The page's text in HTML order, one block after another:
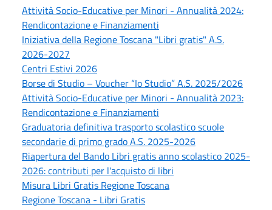
Attività Socio-Educative per Minori - Annualità 2024:
Rendicontazione e Finanziamenti
Iniziativa della Regione Toscana "Libri gratis" A.S.
2026-2027
Centri Estivi 2026
Borse di Studio – Voucher “Io Studio” A.S. 2025/2026
Attività Socio-Educative per Minori - Annualità 2023:
Rendicontazione e Finanziamenti
Graduatoria definitiva trasporto scolastico scuole
secondarie di primo grado A.S. 2025-2026
Riapertura del Bando Libri gratis anno scolastico 2025-
2026: contributi per l'acquisto di libri
Misura Libri Gratis Regione Toscana
Regione Toscana - Libri Gratis